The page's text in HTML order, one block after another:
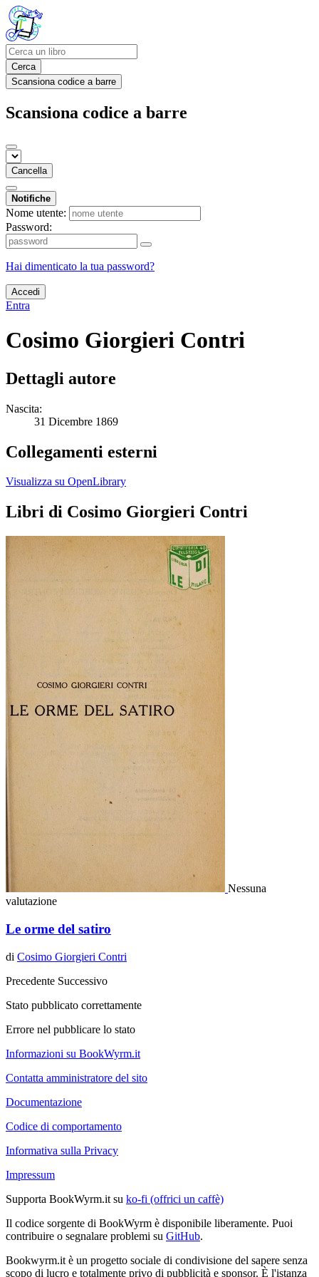
Cerca
Scansiona codice a barre
Scansiona codice a barre
Cancella
Notifiche
Nome utente:
Password:
Hai dimenticato la tua password?
Accedi
Entra
Cosimo Giorgieri Contri
Dettagli autore
Nascita:
31 Dicembre 1869
Collegamenti esterni
Visualizza su OpenLibrary
Libri di Cosimo Giorgieri Contri
Nessuna
valutazione
Le orme del satiro
di Cosimo Giorgieri Contri
Precedente Successivo
Stato pubblicato correttamente
Errore nel pubblicare lo stato
Informazioni su BookWyrm.it
Contatta amministratore del sito
Documentazione
Codice di comportamento
Informativa sulla Privacy
Impressum
Supporta BookWyrm.it su ko-fi (offrici un caffè)
Il codice sorgente di BookWyrm è disponibile liberamente. Puoi
contribuire o segnalare problemi su GitHub.
Bookwyrm.it è un progetto sociale di condivisione del sapere senza
scopo di lucro e totalmente privo di pubblicità e sponsor. È l'istanza